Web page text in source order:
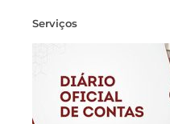
Serviços